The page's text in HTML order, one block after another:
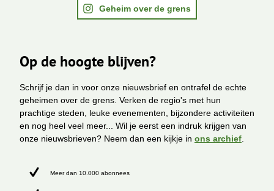
Geheim over de grens
Op de hoogte blijven?
Schrijf je dan in voor onze nieuwsbrief en ontrafel de echte
geheimen over de grens. Verken de regio's met hun
prachtige steden, leuke evenementen, bijzondere activiteiten
en nog heel veel meer... Wil je eerst een indruk krijgen van
onze nieuwsbrieven? Neem dan een kijkje in ons archief.
Meer dan 10.000 abonnees